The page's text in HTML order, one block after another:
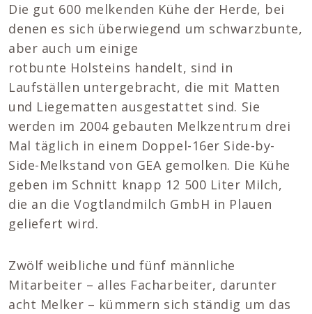
Die gut 600 melkenden Kühe der Herde, bei
denen es sich überwiegend um schwarzbunte,
aber auch um einige
rotbunte Holsteins handelt, sind in
Laufställen untergebracht, die mit Matten
und Liegematten ausgestattet sind. Sie
werden im 2004 gebauten Melkzentrum drei
Mal täglich in einem Doppel-16er Side-by-
Side-Melkstand von GEA gemolken. Die Kühe
geben im Schnitt knapp 12 500 Liter Milch,
die an die Vogtlandmilch GmbH in Plauen
geliefert wird.
Zwölf weibliche und fünf männliche
Mitarbeiter – alles Facharbeiter, darunter
acht Melker – kümmern sich ständig um das